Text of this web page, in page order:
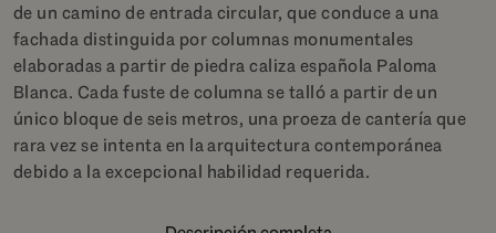
de un camino de entrada circular, que conduce a una
fachada distinguida por columnas monumentales
elaboradas a partir de piedra caliza española Paloma
Blanca. Cada fuste de columna se talló a partir de un
único bloque de seis metros, una proeza de cantería que
rara vez se intenta en la arquitectura contemporánea
debido a la excepcional habilidad requerida.